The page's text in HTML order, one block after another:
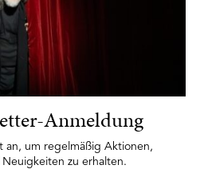
Anmeldung
an, um regelmäßig Aktionen,
zu erhalten.